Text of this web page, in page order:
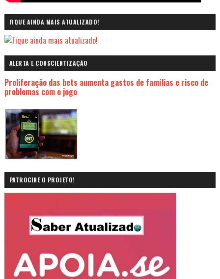
FIQUE AINDA MAIS ATUALIZADO!
ALERTA E CONSCIENTIZAÇÃO
Proliferação das bets aumenta gastos de famílias e risco de
problemas com o jogo
PATROCINE O PROJETO!